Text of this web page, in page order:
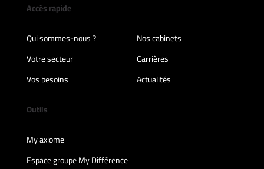
Accès rapide
Qui sommes-nous ?
Nos cabinets
Votre secteur
Carrières
Vos besoins
Actualités
Outils
My axiome
Espace groupe My Différence